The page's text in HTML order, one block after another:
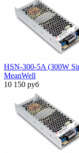
HSN-300-5A (300W
MeanWell
10 150 руб